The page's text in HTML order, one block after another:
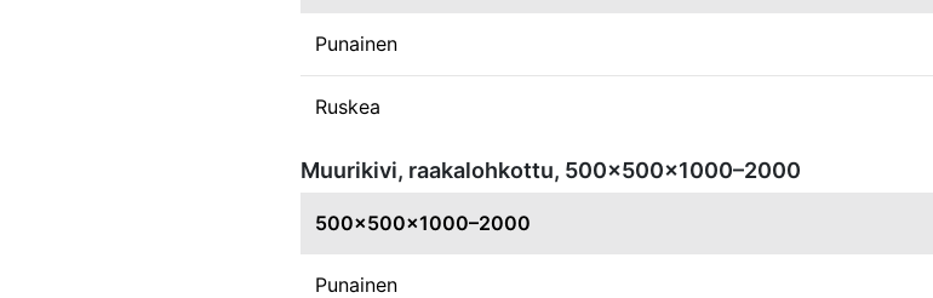
Punainen
Ruskea
Muurikivi, raakalohkottu, 500x500x1000–2000
500x500x1000–2000
Punainen